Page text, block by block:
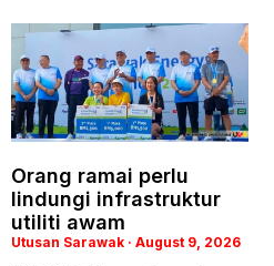
Orang ramai perlu
lindungi infrastruktur
utiliti awam
Utusan Sarawak August 9, 2026